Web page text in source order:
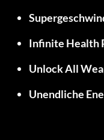
Infinite Health
Unlock All
Unendliche